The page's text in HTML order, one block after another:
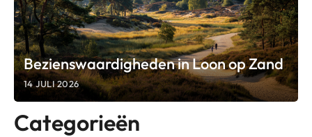
Bezienswaardigheden in Loon op Zand
14 JULI 2026
Categorieën